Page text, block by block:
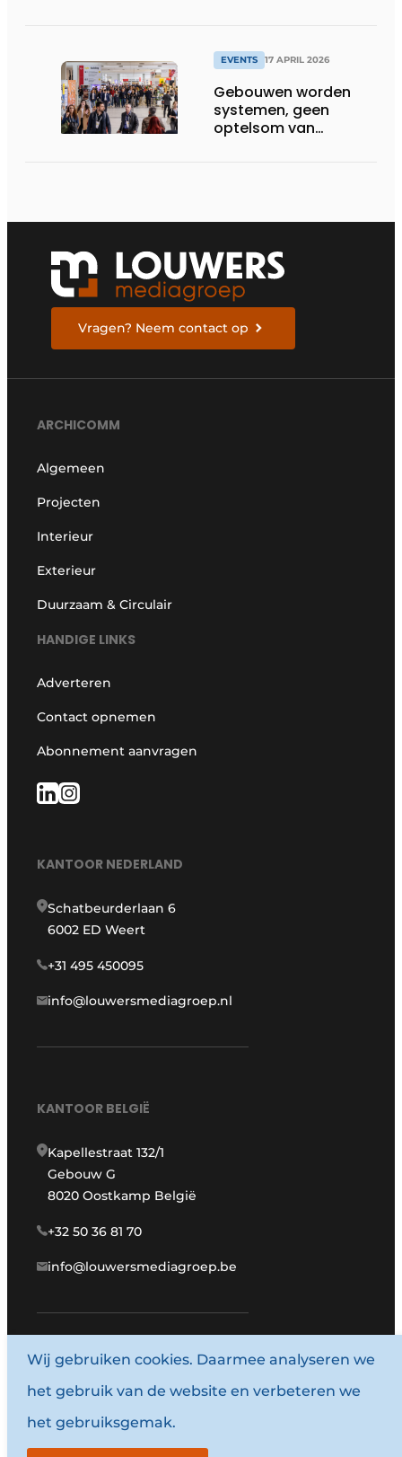
EVENTS 17 APRIL 2026
Gebouwen worden
systemen, geen
optelsom van
Vragen? Neem contact op
ARCHICOMM
Algemeen
Projecten
Interieur
Exterieur
Duurzaam & Circulair
HANDIGE LINKS
Adverteren
Contact opnemen
Abonnement aanvragen
KANTOOR NEDERLAND
Schatbeurderlaan 6
6002 ED Weert
+31 495 450095
info@louwersmediagroep.nl
KANTOOR BELGIË
Kapellestraat 132/1
Gebouw G
8020 Oostkamp België
+32 50 36 81 70
info@louwersmediagroep.be
www.louwersmediagroep.com
© 1987 - 2026 Louwersmediagroep.
Algemene voorwaarden
Wij gebruiken cookies. Daarmee analyseren we
het gebruik van de website en verbeteren we
het gebruiksgemak.